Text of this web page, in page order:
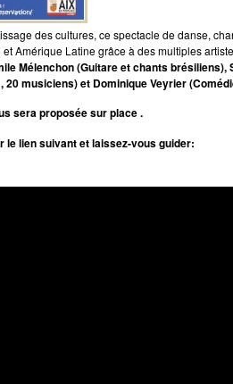
des cultures, ce spectacle de danse,
Amérique Latine grâce à des multiples
Mélenchon (Guitare et chants brésiliens),
20 musiciens) et Dominique Veyrier
sera proposée sur place .
lien suivant et laissez-vous guider: